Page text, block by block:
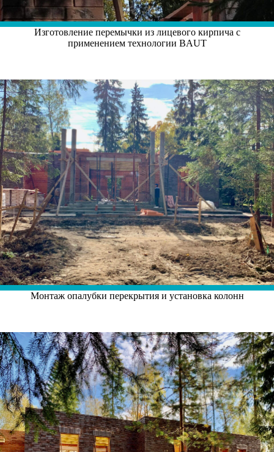
Изготовление перемычки из лицевого кирпича с
применением технологии BAUT
Монтаж опалубки перекрытия и установка колонн